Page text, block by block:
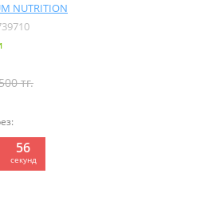
NUTRITION
тг.
55
секунд